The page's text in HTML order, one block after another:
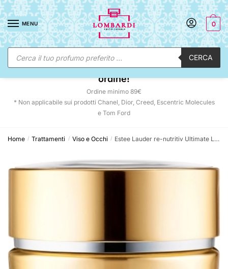
Skip
to
navigation
Skip
to
content
MENU
Ricerca
prodotti CERCA
0
☀️ SUNNY DAYS:-12% automatico sul tuo
ordine!
Ordine minimo 89€
* Non applicabile sui prodotti Chanel, Dior, Creed, Escentric Molecules
e Tom Ford
Home / Trattamenti / Viso e Occhi / Estee Lauder re-nutritiv Ultimate Lift Regenerating Youth Crème Rich 50 ml*